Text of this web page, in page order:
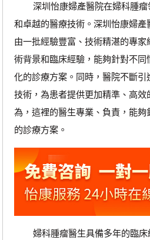
深圳怡康婦產醫院在婦科腫瘤
和卓越的醫療技術。深圳怡康婦
由一批經驗豐富、技術精湛的專
術背景和臨床經驗，能夠針對不同
化的診療方案。同時，醫院不斷引
技術，為患者提供更加精準、高
為，這裡的醫生專業、負責，能
的診療方案。
婦科腫瘤醫生具備多年的臨床